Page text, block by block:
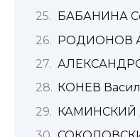
БАБАНИНА
РОДИОНОВ
КОНЕВ
КАМИНСКИЙ